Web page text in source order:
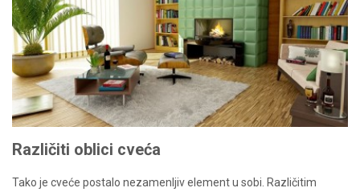
Različiti oblici cveća
Tako je cveće postalo nezamenljiv element u sobi. Različitim